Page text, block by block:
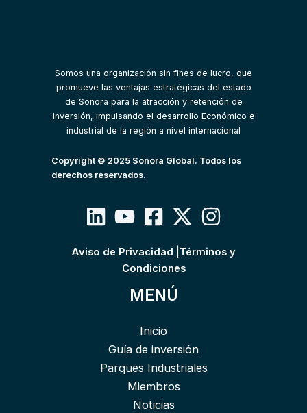
Somos una organización sin fines de lucro, que
promueve las ventajas estratégicas del estado
de Sonora para la atracción y retención de
inversión, impulsando el desarrollo Económico e
industrial de la región a nivel internacional
Copyright © 2025 Sonora Global. Todos los
derechos reservados.
Aviso de Privacidad
Términos y
Condiciones
MENÚ
Inicio
Guía de inversión
Parques Industriales
Miembros
Noticias